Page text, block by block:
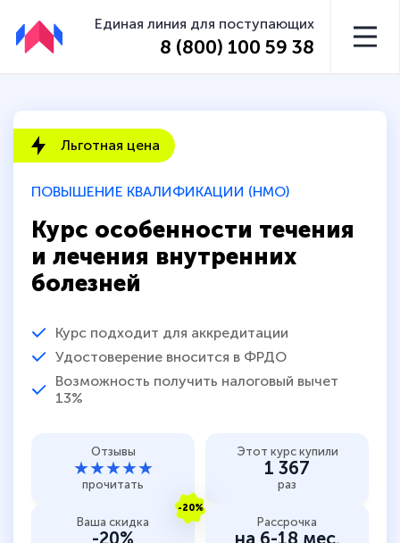
Единая линия для поступающих
8 (800) 100 59 38
ПОВЫШЕНИЕ КВАЛИФИКАЦИИ (НМО)
Курс особенности течения
и лечения внутренних
болезней
Курс подходит для аккредитации
Удостоверение вносится в ФРДО
Возможность получить налоговый вычет
13%
Льготная цена
Отзывы
★★★★★
прочитать
Этот курс купили
1 367
раз
-20%
Ваша скидка
-20%
Рассрочка
на 6-18 мес.